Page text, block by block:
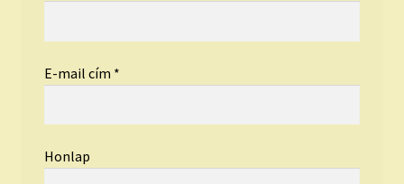
E-mail cím *
Honlap